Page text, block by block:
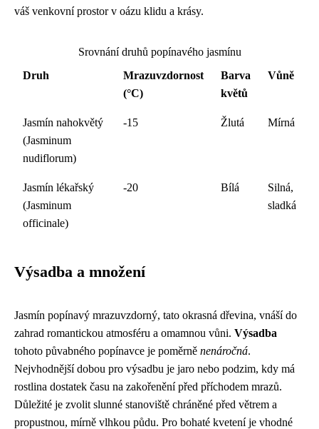
váš venkovní prostor v oázu klidu a krásy.
Srovnání druhů popínavého jasmínu
Druh
Mrazuvzdornost
(°C)
Barva
květů
Vůně
Jasmín nahokvětý
(Jasminum
nudiflorum)
-15 Žlutá Mírná
Jasmín lékařský
(Jasminum
officinale)
-20 Bílá
Silná,
sladká
Výsadba a množení
Jasmín popínavý mrazuvzdorný, tato okrasná dřevina, vnáší do
zahrad romantickou atmosféru a omamnou vůni. Výsadba
tohoto půvabného popínavce je poměrně nenáročná.
Nejvhodnější dobou pro výsadbu je jaro nebo podzim, kdy má
rostlina dostatek času na zakořenění před příchodem mrazů.
Důležité je zvolit slunné stanoviště chráněné před větrem a
propustnou, mírně vlhkou půdu. Pro bohaté kvetení je vhodné